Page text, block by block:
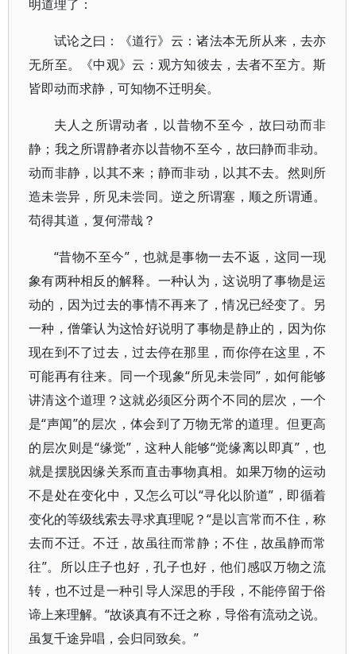
明道理了：
试论之曰：《道行》云：诸法本无所从来，去亦
无所至。《中观》云：观方知彼去，去者不至方。斯
皆即动而求静，可知物不迁明矣。
夫人之所谓动者，以昔物不至今，故曰动而非
静；我之所谓静者亦以昔物不至今，故曰静而非动。
动而非静，以其不来；静而非动，以其不去。然则所
造未尝异，所见未尝同。逆之所谓塞，顺之所谓通。
苟得其道，复何滞哉？
“昔物不至今”，也就是事物一去不返，这同一现
象有两种相反的解释。一种认为，这说明了事物是运
动的，因为过去的事情不再来了，情况已经变了。另
一种，僧肇认为这恰好说明了事物是静止的，因为你
现在到不了过去，过去停在那里，而你停在这里，不
可能再有往来。同一个现象“所见未尝同”，如何能够
讲清这个道理？这就必须区分两个不同的层次，一个
是“声闻”的层次，体会到了万物无常的道理。但更高
的层次则是“缘觉”，这种人能够“觉缘离以即真”，也
就是摆脱因缘关系而直击事物真相。如果万物的运动
不是处在变化中，又怎么可以“寻化以阶道”，即循着
变化的等级线索去寻求真理呢？“是以言常而不住，称
去而不迁。不迁，故虽往而常静；不住，故虽静而常
往”。所以庄子也好，孔子也好，他们感叹万物之流
转，也不过是一种引导人深思的手段，不能停留于俗
谛上来理解。“故谈真有不迁之称，导俗有流动之说。
虽复千途异唱，会归同致矣。”